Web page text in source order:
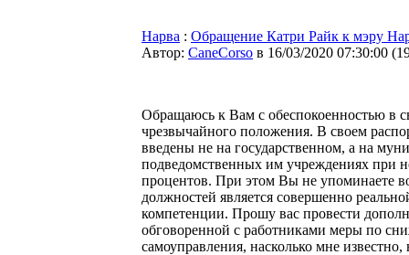
Нарва : Обращение Катри Райк к мэру
Автор: CaneCorso в 16/03/2020 07:30:00 (
Обращаюсь к Вам с обеспокоенностью в
чрезвычайного положения. В своем
введены не на государственном, а на
подведомственных им учреждениях при
процентов. При этом Вы не упоминаете
должностей является совершенно
компетенции. Прошу вас провести
обговоренной с работниками меры по
самоуправления, насколько мне